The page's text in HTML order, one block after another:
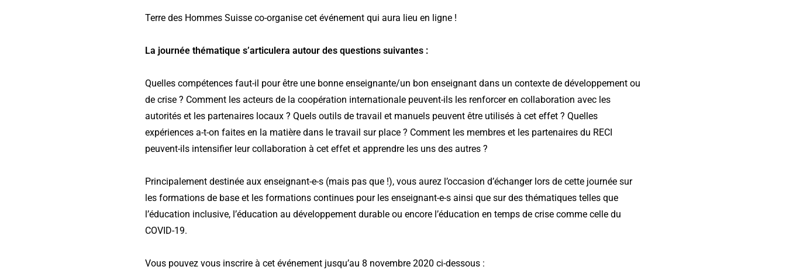
Terre des Hommes Suisse co-organise cet événement qui aura lieu en ligne !
La journée thématique s’articulera autour des questions suivantes :
Quelles compétences faut-il pour être une bonne enseignante/un bon enseignant dans un contexte de développement ou
de crise ? Comment les acteurs de la coopération internationale peuvent-ils les renforcer en collaboration avec les
autorités et les partenaires locaux ? Quels outils de travail et manuels peuvent être utilisés à cet effet ? Quelles
expériences a-t-on faites en la matière dans le travail sur place ? Comment les membres et les partenaires du RECI
peuvent-ils intensifier leur collaboration à cet effet et apprendre les uns des autres ?
Principalement destinée aux enseignant-e-s (mais pas que !), vous aurez l’occasion d’échanger lors de cette journée sur
les formations de base et les formations continues pour les enseignant-e-s ainsi que sur des thématiques telles que
l’éducation inclusive, l’éducation au développement durable ou encore l’éducation en temps de crise comme celle du
COVID-19.
Vous pouvez vous inscrire à cet événement jusqu’au 8 novembre 2020 ci-dessous :